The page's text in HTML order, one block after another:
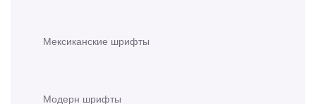
Мексиканские шрифты
Модерн шрифты